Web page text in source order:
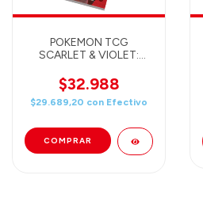
POKEMON TCG
SCARLET & VIOLET:
BOOSTER PACK
$32.988
$29.689,20 con Efectivo